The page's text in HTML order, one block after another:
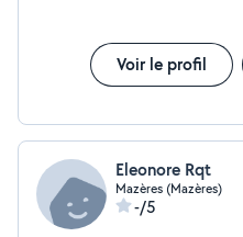
Voir le profil
Eleonore Rqt
Mazères (Mazères)
-/5